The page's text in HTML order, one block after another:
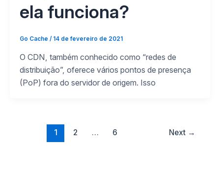
ela funciona?
Go Cache / 14 de fevereiro de 2021
O CDN, também conhecido como “redes de
distribuição”, oferece vários pontos de presença
(PoP) fora do servidor de origem. Isso
1 2 … 6 Next →